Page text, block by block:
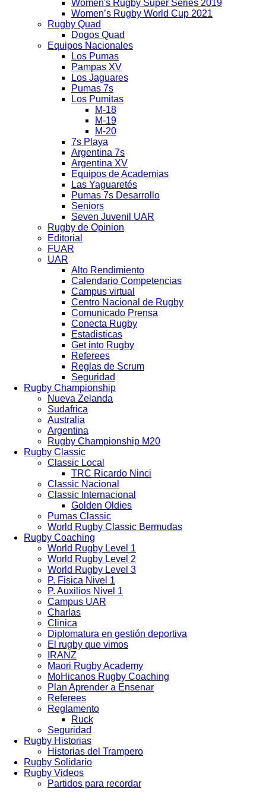
Women's Rugby Super Series 2019
Women’s Rugby World Cup 2021
Rugby Quad
Dogos Quad
Equipos Nacionales
Los Pumas
Pampas XV
Los Jaguares
Pumas 7s
Los Pumitas
M-18
M-19
M-20
7s Playa
Argentina 7s
Argentina XV
Equipos de Academias
Las Yaguaretés
Pumas 7s Desarrollo
Seniors
Seven Juvenil UAR
Rugby de Opinion
Editorial
FUAR
UAR
Alto Rendimiento
Calendario Competencias
Campus virtual
Centro Nacional de Rugby
Comunicado Prensa
Conecta Rugby
Estadisticas
Get into Rugby
Referees
Reglas de Scrum
Seguridad
Rugby Championship
Nueva Zelanda
Sudafrica
Australia
Argentina
Rugby Championship M20
Rugby Classic
Classic Local
TRC Ricardo Ninci
Classic Nacional
Classic Internacional
Golden Oldies
Pumas Classic
World Rugby Classic Bermudas
Rugby Coaching
World Rugby Level 1
World Rugby Level 2
World Rugby Level 3
P. Fisica Nivel 1
P. Auxilios Nivel 1
Campus UAR
Charlas
Clinica
Diplomatura en gestión deportiva
El rugby que vimos
IRANZ
Maori Rugby Academy
MoHicanos Rugby Coaching
Plan Aprender a Ensenar
Referees
Reglamento
Ruck
Seguridad
Rugby Historias
Historias del Trampero
Rugby Solidario
Rugby Videos
Partidos para recordar